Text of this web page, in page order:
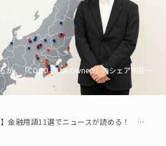
か。「COCO VILLA Owners」のシェア別荘とい
【超入門】金融用語11選でニュースが読める！ 知識ゼロからの賢い資産の育て方